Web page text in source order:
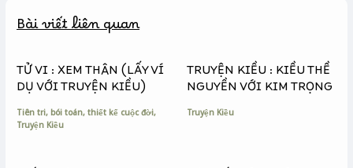
o
k
n
e
r
i
k
Bài viết liên quan
TỬ VI : XEM THÂN (LẤY VÍ
DỤ VỚI TRUYỆN KIỀU)
Tiên tri, bói toán, thiết kế cuộc đời,
Truyện Kiều
TRUYỆN KIỀU : KIỀU THỀ
NGUYỀN VỚI KIM TRỌNG
Truyện Kiều